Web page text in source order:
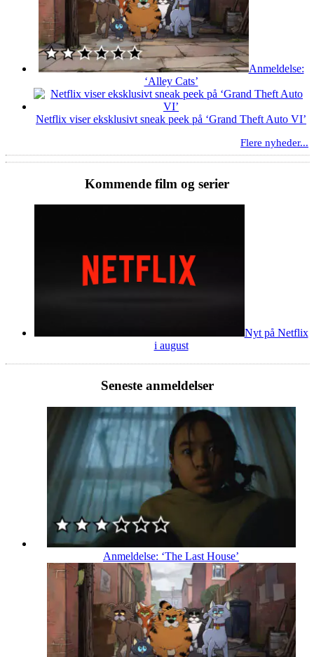
Anmeldelse:
‘Alley Cats’
Netflix viser eksklusivt sneak peek på ‘Grand Theft Auto VI’
Flere nyheder...
Kommende film og serier
Nyt på Netflix
i august
Seneste anmeldelser
Anmeldelse: ‘The Last House’